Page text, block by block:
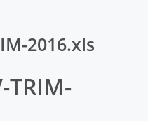
2016.xls
TRIM-